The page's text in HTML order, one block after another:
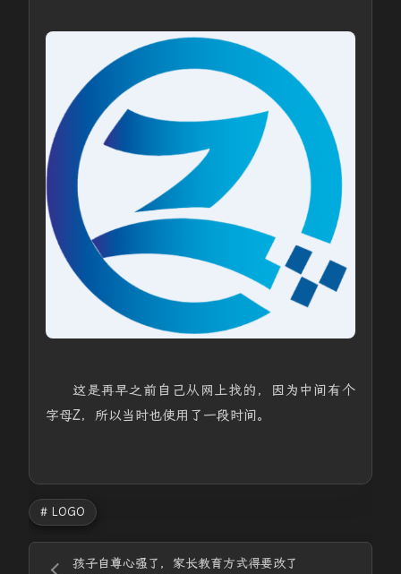
这是再早之前自己从网上找的，因为中间有个
字母Z，所以当时也使用了一段时间。
# LOGO
孩子自尊心强了，家长教育方式得要改了